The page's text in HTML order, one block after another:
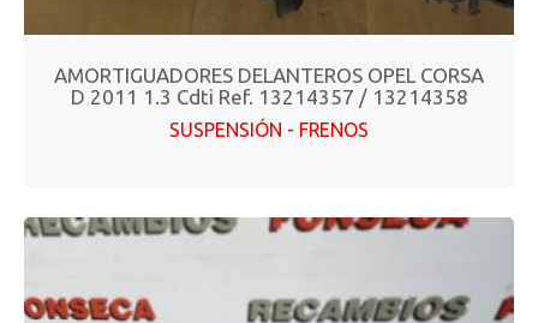
AMORTIGUADORES DELANTEROS OPEL CORSA
D 2011 1.3 Cdti Ref. 13214357 / 13214358
SUSPENSIÓN - FRENOS